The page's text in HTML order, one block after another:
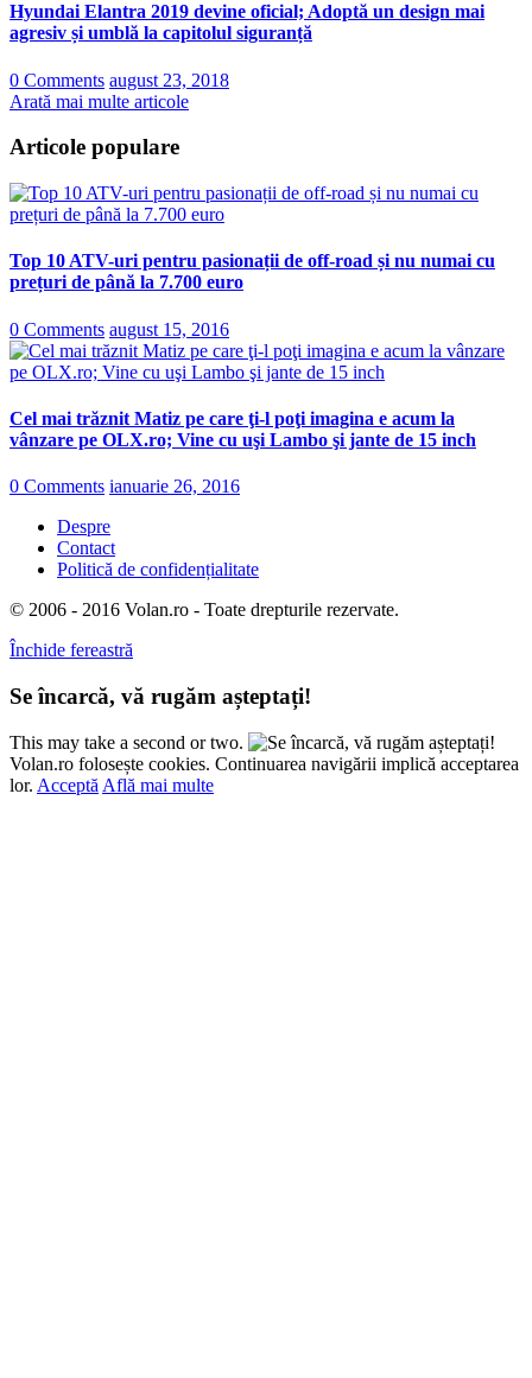
Hyundai Elantra 2019 devine oficial; Adoptă un design mai
agresiv și umblă la capitolul siguranță
0 Comments august 23, 2018
Arată mai multe articole
Articole populare
Top 10 ATV-uri pentru pasionații de off-road și nu numai cu
prețuri de până la 7.700 euro
0 Comments august 15, 2016
Cel mai trăznit Matiz pe care ţi-l poţi imagina e acum la
vânzare pe OLX.ro; Vine cu uşi Lambo şi jante de 15 inch
0 Comments ianuarie 26, 2016
Despre
Contact
Politică de confidențialitate
© 2006 - 2016 Volan.ro - Toate drepturile rezervate.
Închide fereastră
Se încarcă, vă rugăm așteptați!
This may take a second or two.
Volan.ro folosește cookies. Continuarea navigării implică acceptarea
lor. Acceptă Află mai multe